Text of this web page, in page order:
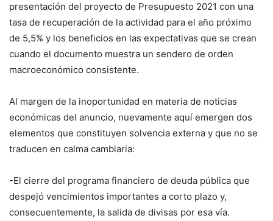
presentación del proyecto de Presupuesto 2021 con una
tasa de recuperación de la actividad para el año próximo
de 5,5% y los beneficios en las expectativas que se crean
cuando el documento muestra un sendero de orden
macroeconómico consistente.
Al margen de la inoportunidad en materia de noticias
económicas del anuncio, nuevamente aquí emergen dos
elementos que constituyen solvencia externa y que no se
traducen en calma cambiaria:
-El cierre del programa financiero de deuda pública que
despejó vencimientos importantes a corto plazo y,
consecuentemente, la salida de divisas por esa vía.